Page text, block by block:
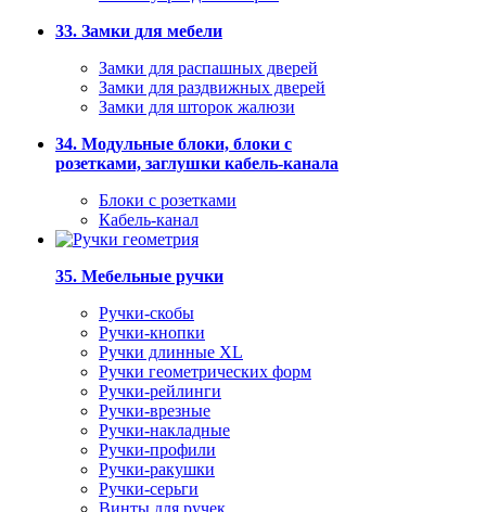
33. Замки для мебели
Замки для распашных дверей
Замки для раздвижных дверей
Замки для шторок жалюзи
34. Модульные блоки, блоки с
розетками, заглушки кабель-канала
Блоки с розетками
Кабель-канал
35. Мебельные ручки
Ручки-скобы
Ручки-кнопки
Ручки длинные XL
Ручки геометрических форм
Ручки-рейлинги
Ручки-врезные
Ручки-накладные
Ручки-профили
Ручки-ракушки
Ручки-серьги
Винты для ручек